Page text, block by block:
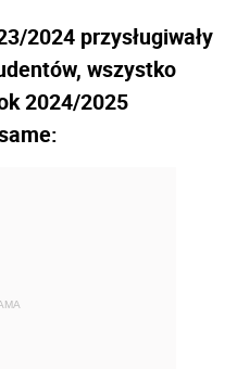
2024 przysługiwały
wszystko
2024/2025